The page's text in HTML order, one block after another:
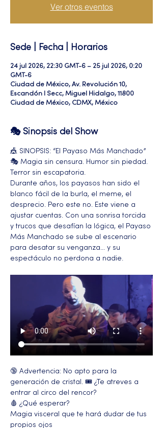
Ver otros eventos
Sede | Fecha | Horarios
24 jul 2026, 22:30 GMT-6 – 25 jul 2026, 0:20
GMT-6
Ciudad de México, Av. Revolución 10,
Escandón I Secc, Miguel Hidalgo, 11800
Ciudad de México, CDMX, México
🎭 Sinopsis del Show
🎪 SINOPSIS: “El Payaso Más Manchado”
🎭 Magia sin censura. Humor sin piedad.
Terror sin escapatoria.
Durante años, los payasos han sido el
blanco fácil de la burla, el meme, el
desprecio. Pero este no. Este viene a
ajustar cuentas. Con una sonrisa torcida
y trucos que desafían la lógica, el Payaso
Más Manchado se sube al escenario
para desatar su venganza… y su
espectáculo no perdona a nadie.
🔞 Advertencia: No apto para la
generación de cristal. 🎟️ ¿Te atreves a
entrar al circo del rencor?
🩸 ¿Qué esperar?
Magia visceral que te hará dudar de tus
propios ojos